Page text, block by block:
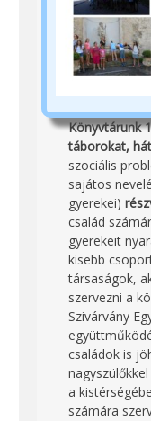
Könyvtárunk
táborokat,
szociális
sajátos
gyerekei)
család
gyerekeit
kisebb
társaságok,
szervezni a
Szivárvány
családok is
a
számára